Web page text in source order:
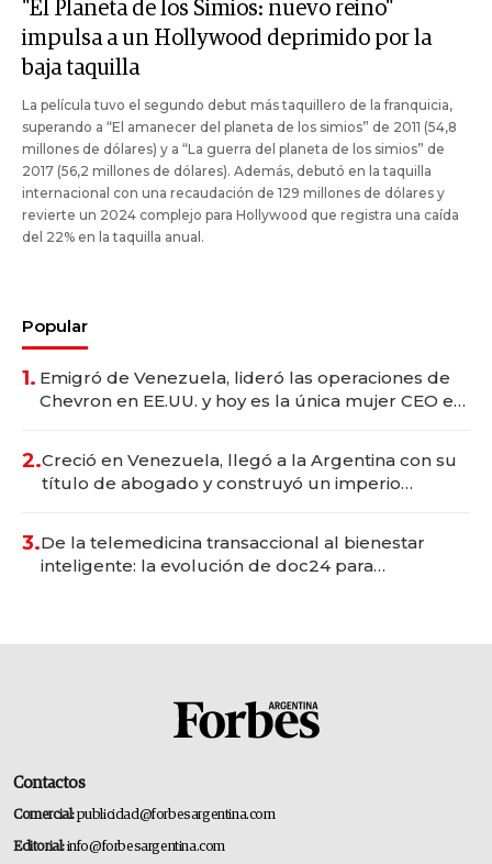
"El Planeta de los Simios: nuevo reino"
impulsa a un Hollywood deprimido por la
baja taquilla
La película tuvo el segundo debut más taquillero de la franquicia,
superando a “El amanecer del planeta de los simios” de 2011 (54,8
millones de dólares) y a “La guerra del planeta de los simios” de
2017 (56,2 millones de dólares). Además, debutó en la taquilla
internacional con una recaudación de 129 millones de dólares y
revierte un 2024 complejo para Hollywood que registra una caída
del 22% en la taquilla anual.
Popular
1. Emigró de Venezuela, lideró las operaciones de
Chevron en EE.UU. y hoy es la única mujer CEO en
2.Creció en Venezuela, llegó a la Argentina con su
título de abogado y construyó un imperio
3.De la telemedicina transaccional al bienestar
inteligente: la evolución de doc24 para
Contactos
Comercial:publicidad@forbesargentina.com
Editorial:info@forbesargentina.com